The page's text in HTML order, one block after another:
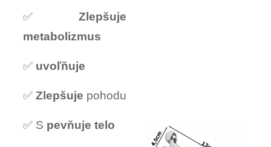
✅
Zlepšuje
metabolizmus
✅ uvoľňuje
✅ Zlepšuje pohodu
✅ S pevňuje telo